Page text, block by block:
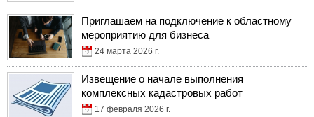
Приглашаем на подключение к областному
мероприятию для бизнеса
24 марта 2026 г.
Извещение о начале выполнения
комплексных кадастровых работ
17 февраля 2026 г.